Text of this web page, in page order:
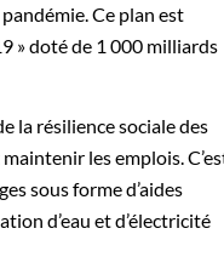
Ce plan est
» doté de 1 000 milliards
la résilience sociale des
les emplois.
sous forme d’aides
d’eau et d’électricité